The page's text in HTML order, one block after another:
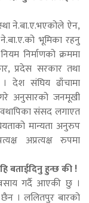
ने.बा.ए.भएकोले ऐन,
भूमिका रहनु
निर्माणको क्रममा
प्रदेस सरकार तथा
देश संघिय ढाँचामा
अनुसारको जनमूखी
संसद लगाएत
मान्यता अनुरुप
अप्रत्यक्ष रुपमा
बताईदिनु हुन्छ की !
गर्दै आएकी छु ।
। ललितपुर बारको